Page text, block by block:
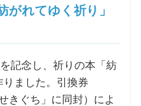
がれてゆく祈り」
記念し、祈りの本「紡
ました。引換券
きぐち」に同封）によ